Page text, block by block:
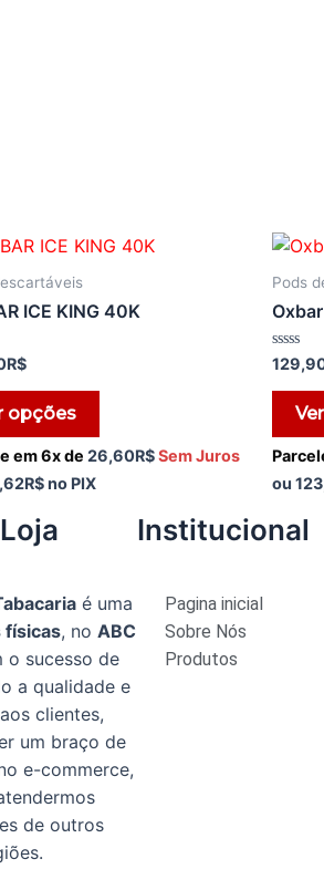
ICE KING 40K
R$
opções
em 6x de 26,60R$Sem Juros
R$no PIX
Pods
0
de
ou
é uma
físicas, no ABC
o sucesso de
a qualidade e
clientes,
um braço de
e-commerce,
de outros
Institucional
Pagina inicial
Sobre Nós
Produtos